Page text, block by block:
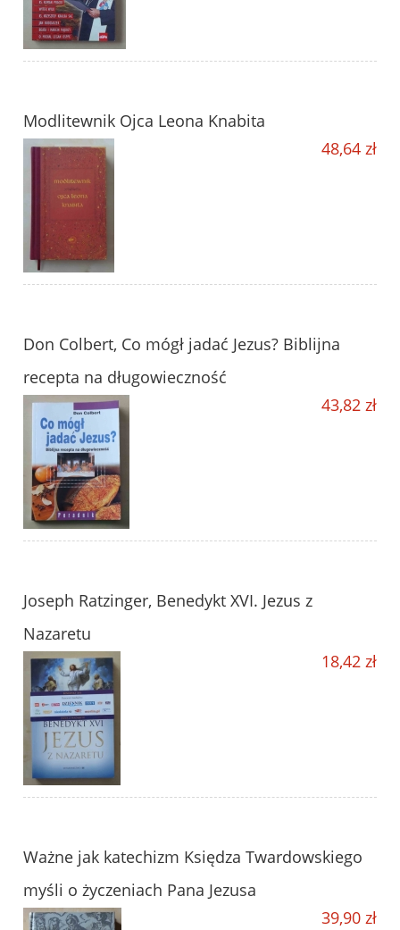
Modlitewnik Ojca Leona Knabita
48,64 zł
Don Colbert, Co mógł jadać Jezus? Biblijna
recepta na długowieczność
43,82 zł
Joseph Ratzinger, Benedykt XVI. Jezus z
Nazaretu
18,42 zł
Ważne jak katechizm Księdza Twardowskiego
myśli o życzeniach Pana Jezusa
39,90 zł